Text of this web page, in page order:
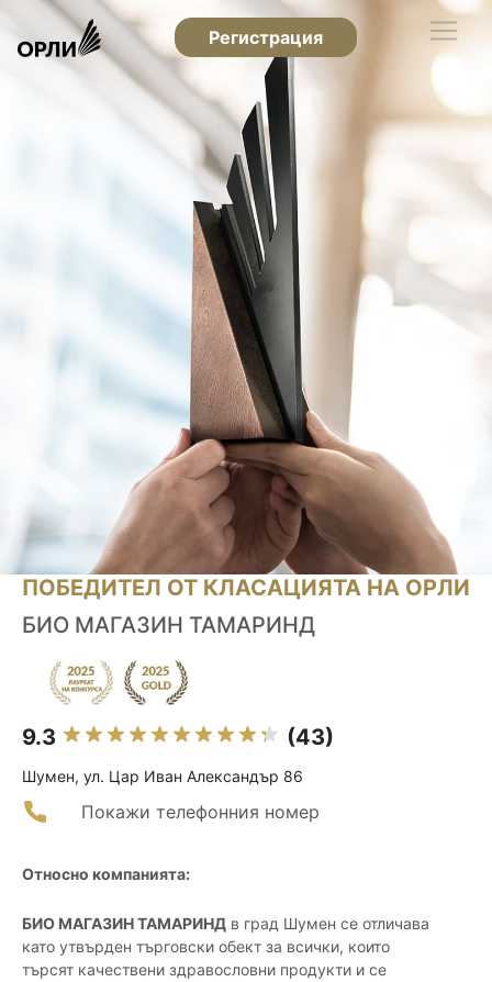
Регистрация
ПОБЕДИТЕЛ ОТ КЛАСАЦИЯТА НА ОРЛИ
БИО МАГАЗИН ТАМАРИНД
9.3 (43)
Шумен, ул. Цар Иван Александър 86
Покажи телефонния номер
Относно компанията:
БИО МАГАЗИН ТАМАРИНД в град Шумен се отличава
като утвърден търговски обект за всички, които
търсят качествени здравословни продукти и се